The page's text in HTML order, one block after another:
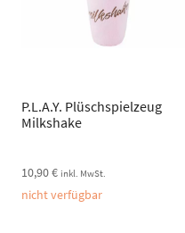
P.L.A.Y. Plüschspielzeug
Milkshake
10,90€ inkl. MwSt.
nicht verfügbar